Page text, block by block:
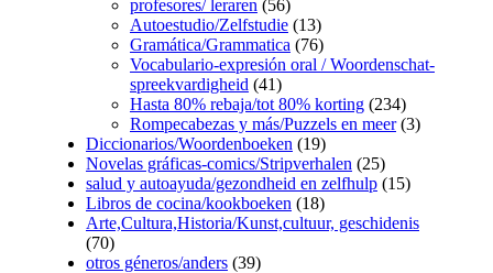
profesores/ leraren (56)
Autoestudio/Zelfstudie (13)
Gramática/Grammatica (76)
Vocabulario-expresión oral / Woordenschat-
spreekvardigheid (41)
Hasta 80% rebaja/tot 80% korting (234)
Rompecabezas y más/Puzzels en meer (3)
Diccionarios/Woordenboeken (19)
Novelas gráficas-comics/Stripverhalen (25)
salud y autoayuda/gezondheid en zelfhulp (15)
Libros de cocina/kookboeken (18)
Arte,Cultura,Historia/Kunst,cultuur, geschidenis
(70)
otros géneros/anders (39)